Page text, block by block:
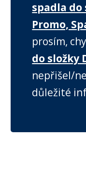
spadla do
Promo,
prosím,
do složky
nepřišel/
důležité